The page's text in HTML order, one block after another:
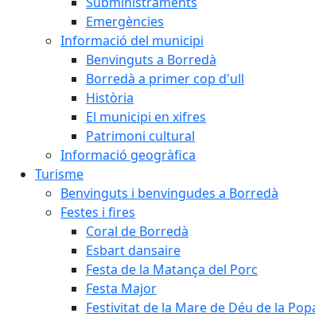
Emergències
Informació del municipi
Benvinguts a Borredà
Borredà a primer cop d'ull
Història
El municipi en xifres
Patrimoni cultural
Informació geogràfica
Turisme
Benvinguts i benvingudes a Borredà
Festes i fires
Coral de Borredà
Esbart dansaire
Festa de la Matança del Porc
Festa Major
Festivitat de la Mare de Déu de la